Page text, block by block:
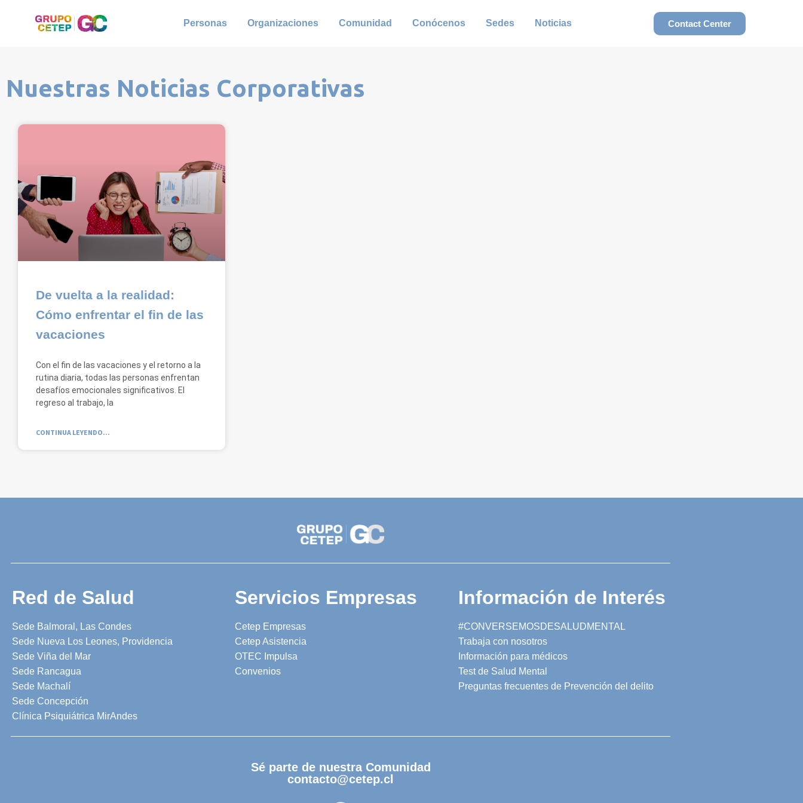
Personas Organizaciones Comunidad Conócenos Sedes Noticias Contact Center
Nuestras Noticias Corporativas
De vuelta a la realidad:
Cómo enfrentar el fin de las
vacaciones
Con el fin de las vacaciones y el retorno a la
rutina diaria, todas las personas enfrentan
desafíos emocionales significativos. El
regreso al trabajo, la
CONTINUA LEYENDO...
Red de Salud
Sede Balmoral, Las Condes
Sede Nueva Los Leones, Providencia
Sede Viña del Mar
Sede Rancagua
Sede Machalí
Sede Concepción
Clínica Psiquiátrica MirAndes
Servicios Empresas
Cetep Empresas
Cetep Asistencia
OTEC Impulsa
Convenios
Información de Interés
#CONVERSEMOSDESALUDMENTAL
Trabaja con nosotros
Información para médicos
Test de Salud Mental
Preguntas frecuentes de Prevención del delito
Sé parte de nuestra Comunidad
contacto@cetep.cl